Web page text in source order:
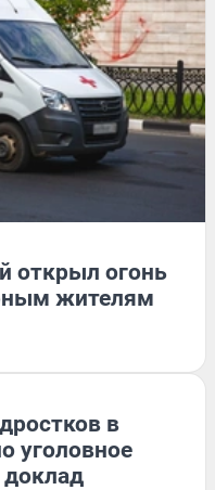
открыл огонь
жителям
в
уголовное